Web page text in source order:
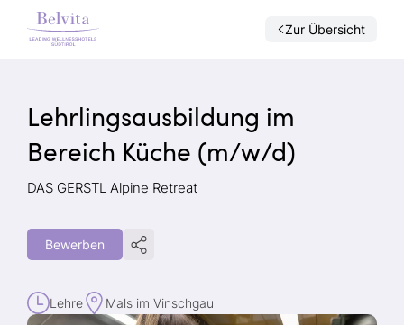
Zur Übersicht
Lehrlingsausbildung im
Bereich Küche (m/w/d)
DAS GERSTL Alpine Retreat
Bewerben
Lehre Mals im Vinschgau